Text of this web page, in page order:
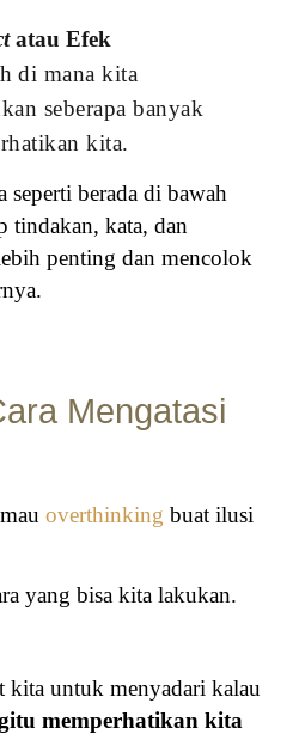
atau Efek
di mana kita
seberapa banyak
kita.
seperti berada di bawah
tindakan, kata, dan
penting dan mencolok
Mengatasi
overthinking buat ilusi
yang bisa kita lakukan.
kita untuk menyadari kalau
memperhatikan kita